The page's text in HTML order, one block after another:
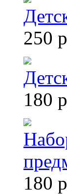
250
180
180